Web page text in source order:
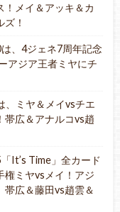
！メイ＆アッキ＆カ
！
、4ジェネ7周年記念
アジア王者ミヤにチ
ミヤ＆メイvsチエ
帯広＆アナルコvs趙
It’s Time」全カード
権ミヤvsメイ！アジ
帯広＆藤田vs趙雲＆